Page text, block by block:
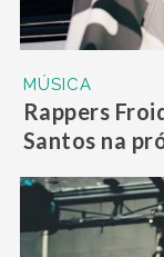
MÚSICA
Rappers
Santos na